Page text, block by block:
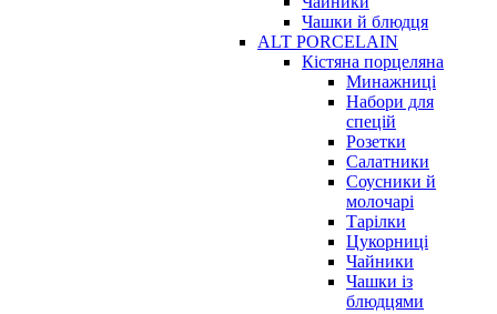
Чашки й блюдця
ALT PORCELAIN
Кістяна порцеляна
Минажниці
Набори для
спецій
Розетки
Салатники
Соусники й
молочарі
Тарілки
Цукорниці
Чайники
Чашки із
блюдцями